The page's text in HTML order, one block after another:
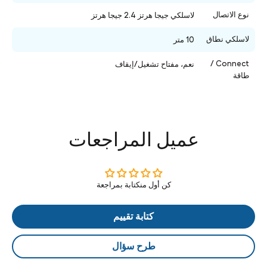
نوع الاتصال لاسلكي جيجا هرتز 2.4 جيجا هرتز
لاسلكي نطاق 10 متر
Connect /
طاقة
نعم، مفتاح تشغيل/إيقاف
عميل المراجعات
كن أول منكتابة بمراجعة
كتابة تقييم
طرح سؤال